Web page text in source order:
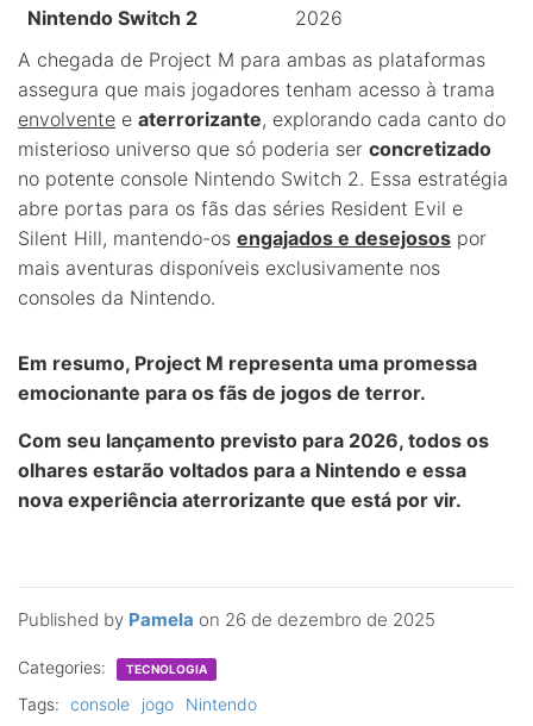
Published by Pamela on 26 de dezembro de 2025
Nintendo Switch 2
2026
A chegada de Project M para ambas as plataformas
assegura que mais jogadores tenham acesso à trama
envolvente e aterrorizante, explorando cada canto do
misterioso universo que só poderia ser concretizado
no potente console Nintendo Switch 2. Essa estratégia
abre portas para os fãs das séries Resident Evil e
Silent Hill, mantendo-os engajados e desejosos por
mais aventuras disponíveis exclusivamente nos
consoles da Nintendo.
Em resumo, Project M representa uma promessa
emocionante para os fãs de jogos de terror.
Com seu lançamento previsto para 2026, todos os
olhares estarão voltados para a Nintendo e essa
nova experiência aterrorizante que está por vir.
Categories: TECNOLOGIA
Tags: console jogo Nintendo